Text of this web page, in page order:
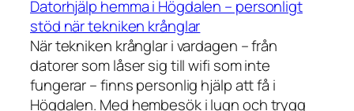
Datorhjälp hemma i Högdalen – personligt
stöd när tekniken krånglar
När tekniken krånglar i vardagen – från
datorer som låser sig till wifi som inte
fungerar – finns personlig hjälp att få i
Högdalen. Med hembesök i lugn och trygg